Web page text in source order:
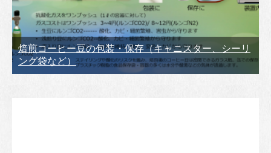
焙煎コーヒー豆の包装・保存（キャニスター、シーリ
ング袋など）